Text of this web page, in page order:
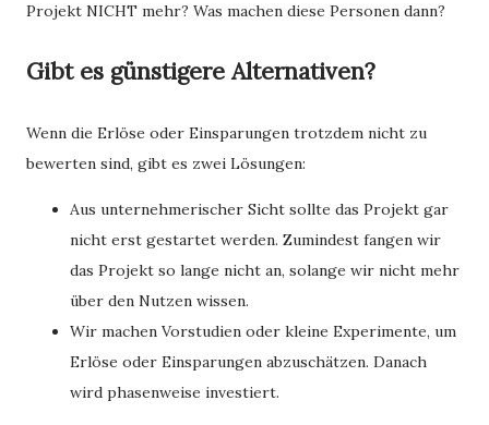
Projekt NICHT mehr? Was machen diese Personen dann?
Gibt es günstigere Alternativen?
Wenn die Erlöse oder Einsparungen trotzdem nicht zu
bewerten sind, gibt es zwei Lösungen:
Aus unternehmerischer Sicht sollte das Projekt gar
nicht erst gestartet werden. Zumindest fangen wir
das Projekt so lange nicht an, solange wir nicht mehr
über den Nutzen wissen.
Wir machen Vorstudien oder kleine Experimente, um
Erlöse oder Einsparungen abzuschätzen. Danach
wird phasenweise investiert.